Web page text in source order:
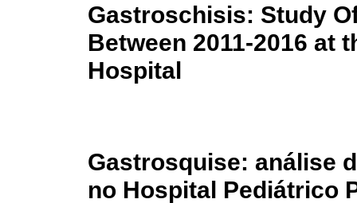
Gastroschisis: Study
Between 2011-2016 at
Hospital
Gastrosquise: análise
no Hospital Pediátrico